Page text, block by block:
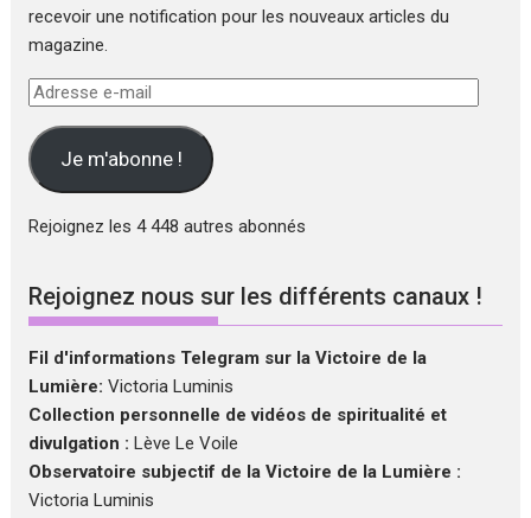
recevoir une notification pour les nouveaux articles du
magazine.
Adresse
mail Je m'abonne !
Rejoignez les 4 448 autres abonnés
Rejoignez nous sur les différents canaux !
Fil d'informations Telegram sur la Victoire de la
Lumière: Victoria Luminis
Collection personnelle de vidéos de spiritualité et
divulgation : Lève Le Voile
Observatoire subjectif de la Victoire de la Lumière :
Victoria Luminis